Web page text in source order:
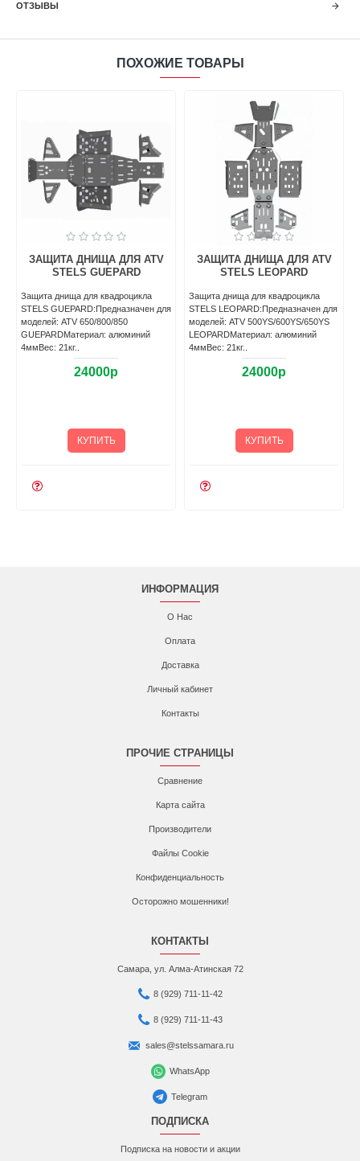
ОТЗЫВЫ
ПОХОЖИЕ ТОВАРЫ
ATV
для
650YS
ЗАЩИТА ДНИЩА ДЛЯ ATV
STELS LEOPARD (ДЛИННАЯ
Защита днища для ATV STELS
LEOPARD (длинная база)..
ПЛАСТИКОВАЯ
ДНИЩА ДЛЯ
(TRAXTER)
Пластиковая защита днища
квадроцикла Can-am Defender
(Traxter):Не подвергается
деформацииЗащищает раму
коррозииУлучшает
ИНФОРМАЦИЯ
О Нас
Оплата
Доставка
Личный кабинет
Контакты
ПРОЧИЕ СТРАНИЦЫ
Сравнение
Карта сайта
Производители
Файлы Cookie
Конфиденциальность
Осторожно мошенники!
КОНТАКТЫ
Самара, ул. Алма-Атинская 72
8 (929) 711-11-42
8 (929) 711-11-43
sales@stelssamara.ru
WhatsApp
Telegram
ПОДПИСКА
Подписка на новости и акции